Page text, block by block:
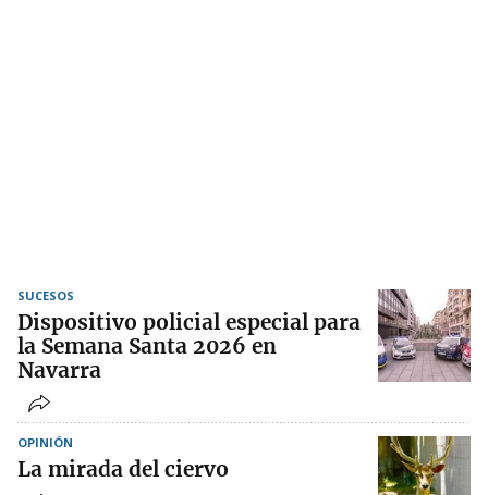
SUCESOS
Dispositivo policial especial para
la Semana Santa 2026 en
Navarra
OPINIÓN
La mirada del ciervo